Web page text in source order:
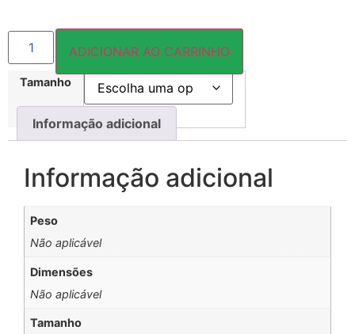
Tamanho
ADICIONAR AO CARRINHO
Informação adicional
Informação adicional
Peso
Não aplicável
Dimensões
Não aplicável
Tamanho